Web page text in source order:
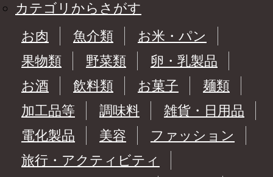
カテゴリからさがす
お肉
魚介類
お米・パン
果物類
野菜類
卵・乳製品
お酒
飲料類 お菓子
麺類
加工品等
調味料
雑貨・日用品
電化製品
美容
ファッション
旅行・アクティビティ